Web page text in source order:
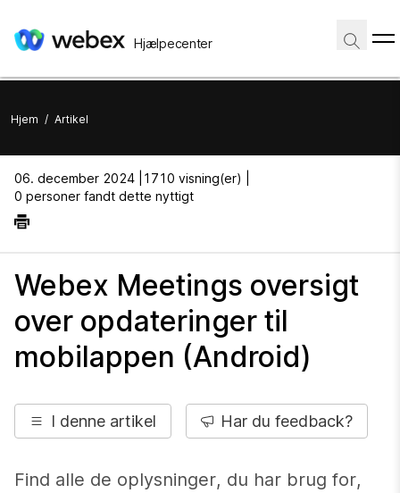
Hjælpecenter
Hjem / Artikel
06. december 2024 |
1710 visning(er) |
0 personer fandt dette nyttigt
Webex Meetings oversigt
over opdateringer til
mobilappen (Android)
I denne artikel Har du feedback?
Find alle de oplysninger, du har brug for,